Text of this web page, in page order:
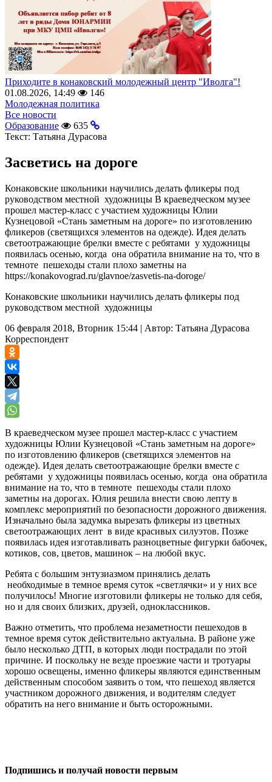
Приходите в конаковский молодежный центр "Иволга"!
01.08.2026, 14:49
146
Молодежная политика
Все новости
Образование
635
Текст: Татьяна Дурасова
Засветись на дороге
Конаковские школьники научились делать фликеры под
руководством местной художницы В краеведческом музее
прошел мастер-класс с участием художницы Юлии
Кузнецовой «Стань заметным на дороге» по изготовлению
фликеров (светящихся элементов на одежде). Идея делать
светоотражающие брелки вместе с ребятами у художницы
появилась осенью, когда она обратила внимание на то, что в
темноте пешеходы стали плохо заметны на
https://konakovograd.ru/glavnoe/zasvetis-na-doroge/
Конаковские школьники научились делать фликеры под
руководством местной художницы
06 февраля 2018, Вторник 15:44 | Автор: Татьяна Дурасова
Корреспондент
В краеведческом музее прошел мастер-класс с участием
художницы Юлии Кузнецовой «Стань заметным на дороге»
по изготовлению фликеров (светящихся элементов на
одежде). Идея делать светоотражающие брелки вместе с
ребятами у художницы появилась осенью, когда она обратила
внимание на то, что в темноте пешеходы стали плохо
заметны на дорогах. Юлия решила внести свою лепту в
комплекс мероприятий по безопасности дорожного движения.
Изначально была задумка вырезать фликеры из цветных
светоотражающих лент в виде красивых силуэтов. Позже
появилась идея изготавливать разноцветные фигурки бабочек,
котиков, сов, цветов, машинок – на любой вкус.
Ребята с большим энтузиазмом принялись делать
необходимые в темное время суток «светлячки» и у них все
получилось! Многие изготовили фликеры не только для себя,
но и для своих близких, друзей, одноклассников.
Важно отметить, что проблема незаметности пешеходов в
темное время суток действительно актуальна. В районе уже
было несколько ДТП, в которых люди пострадали по этой
причине. И поскольку не везде проезжие части и тротуары
хорошо освещены, именно фликеры являются единственным
действенным способом заявить о том, что пешеход является
участником дорожного движения, и водителям следует
обратить на него внимание и быть осторожными.
Подпишись и получай новости первым